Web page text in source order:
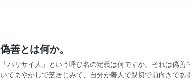
偽善とは何か。
「パリサイ人」という呼び名の定義は何ですか。それは偽
いてまやかしで芝居じみて、自分が善人で親切で前向きであ